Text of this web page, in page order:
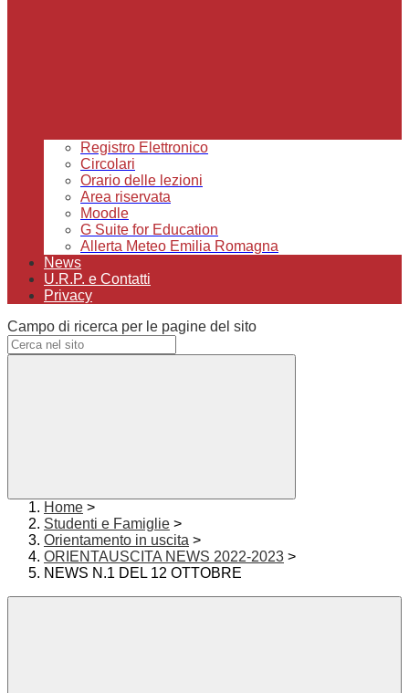
Registro Elettronico
Circolari
Orario delle lezioni
Area riservata
Moodle
G Suite for Education
Allerta Meteo Emilia Romagna
News
U.R.P. e Contatti
Privacy
Campo di ricerca per le pagine del sito
Home >
Studenti e Famiglie >
Orientamento in uscita >
ORIENTAUSCITA NEWS 2022-2023 >
NEWS N.1 DEL 12 OTTOBRE